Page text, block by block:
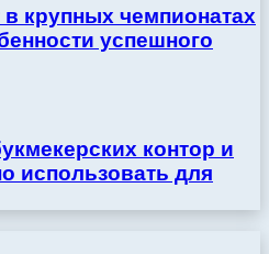
в крупных чемпионатах
успешного
контор и
использовать для